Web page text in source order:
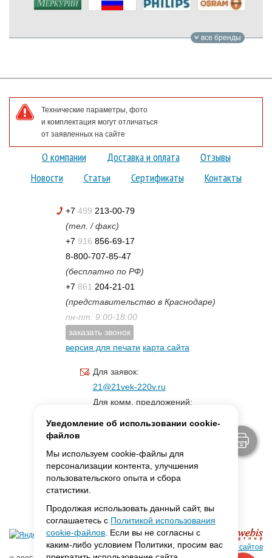
все бренды
Технические параметры, фото
и комплектация могут отличаться
от заявленных на сайте
О компании Доставка и оплата
Отзывы
Новости
Статьи Сертификаты Контакты
+7 499 213-00-79
(тел. / факс)
+7 916 856-69-17
8-800-707-85-47
(бесплатно по РФ)
+7 861 204-21-01
(представительство в Краснодаре)
пн-пт. 9:00-18:00
заказать звонок
версия для печати карта сайта
Для заявок:
21@21vek-220v.ru
Для комм. предложений:
Создание сайтов
Уведомление об использовании cookie-
файлов
Мы используем cookie-файлы для
персонализации контента, улучшения
пользовательского опыта и сбора
статистики.
Продолжая использовать данный сайт, вы
соглашаетесь с Политикой использования
cookie-файлов . Если вы не согласны с
каким-либо условием Политики, просим вас